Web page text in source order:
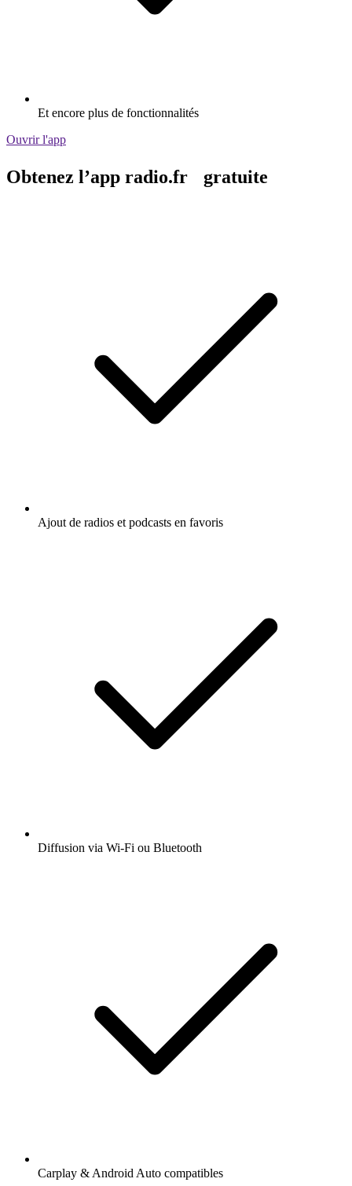
Et encore plus de fonctionnalités
Ouvrir l'app
Obtenez l’app radio.fr gratuite
Ajout de radios et podcasts en favoris
Diffusion via Wi-Fi ou Bluetooth
Carplay & Android Auto compatibles